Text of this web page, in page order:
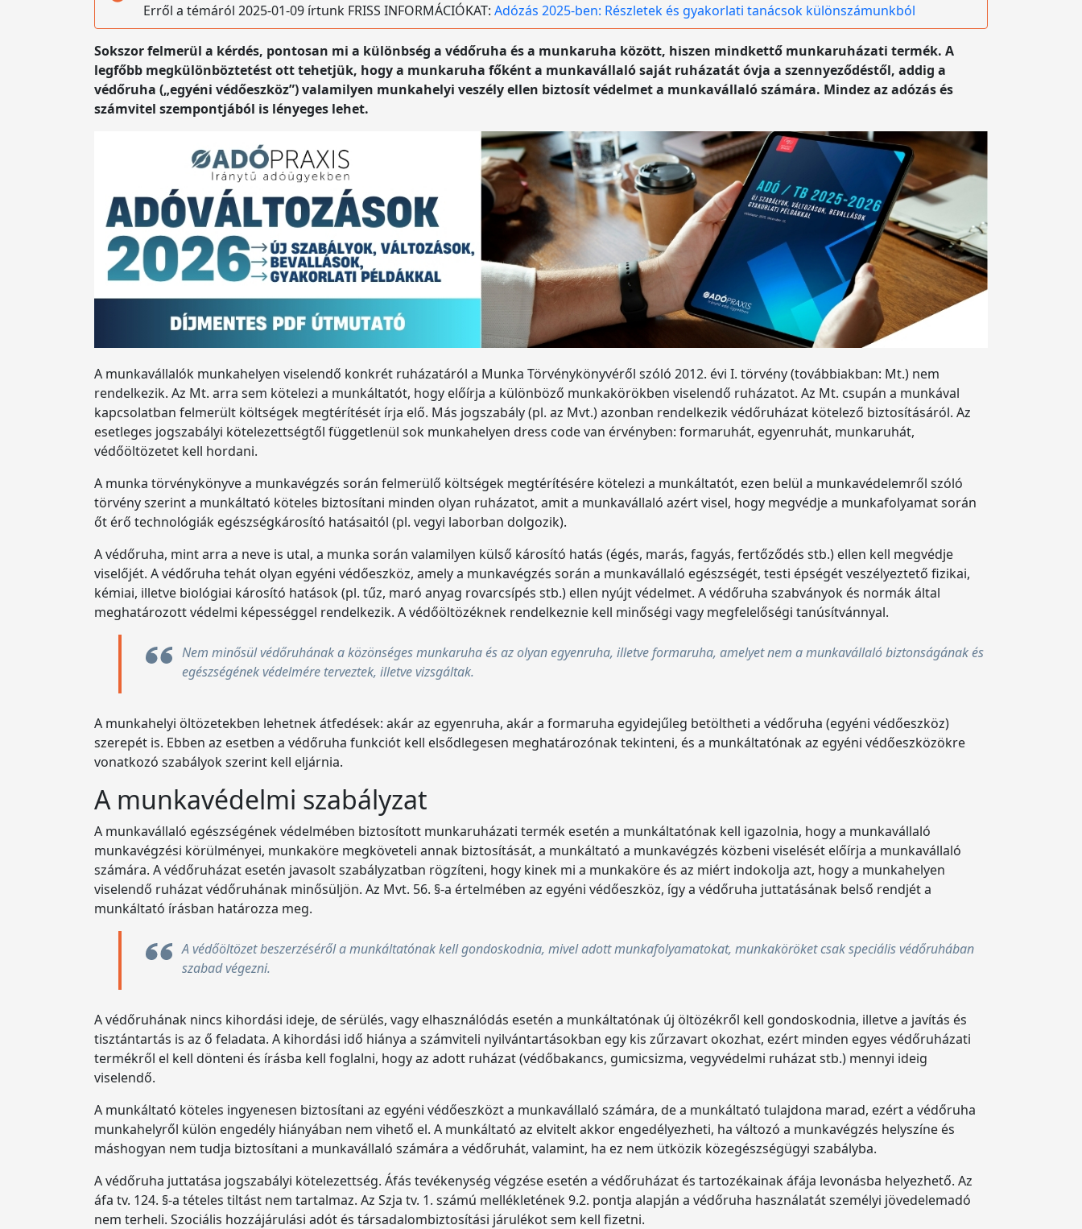
Erről a témáról 2025-01-09 írtunk FRISS INFORMÁCIÓKAT: Adózás 2025-ben: Részletek és gyakorlati tanácsok különszámunkból
Sokszor felmerül a kérdés, pontosan mi a különbség a védőruha és a munkaruha között, hiszen mindkettő munkaruházati termék. A
legfőbb megkülönböztetést ott tehetjük, hogy a munkaruha főként a munkavállaló saját ruházatát óvja a szennyeződéstől, addig a
védőruha („egyéni védőeszköz”) valamilyen munkahelyi veszély ellen biztosít védelmet a munkavállaló számára. Mindez az adózás és
számvitel szempontjából is lényeges lehet.
A munkavállalók munkahelyen viselendő konkrét ruházatáról a Munka Törvénykönyvéről szóló 2012. évi I. törvény (továbbiakban: Mt.) nem
rendelkezik. Az Mt. arra sem kötelezi a munkáltatót, hogy előírja a különböző munkakörökben viselendő ruházatot. Az Mt. csupán a munkával
kapcsolatban felmerült költségek megtérítését írja elő. Más jogszabály (pl. az Mvt.) azonban rendelkezik védőruházat kötelező biztosításáról. Az
esetleges jogszabályi kötelezettségtől függetlenül sok munkahelyen dress code van érvényben: formaruhát, egyenruhát, munkaruhát,
védőöltözetet kell hordani.
A munka törvénykönyve a munkavégzés során felmerülő költségek megtérítésére kötelezi a munkáltatót, ezen belül a munkavédelemről szóló
törvény szerint a munkáltató köteles biztosítani minden olyan ruházatot, amit a munkavállaló azért visel, hogy megvédje a munkafolyamat során
őt érő technológiák egészségkárosító hatásaitól (pl. vegyi laborban dolgozik).
A védőruha, mint arra a neve is utal, a munka során valamilyen külső károsító hatás (égés, marás, fagyás, fertőződés stb.) ellen kell megvédje
viselőjét. A védőruha tehát olyan egyéni védőeszköz, amely a munkavégzés során a munkavállaló egészségét, testi épségét veszélyeztető fizikai,
kémiai, illetve biológiai károsító hatások (pl. tűz, maró anyag rovarcsípés stb.) ellen nyújt védelmet. A védőruha szabványok és normák által
meghatározott védelmi képességgel rendelkezik. A védőöltözéknek rendelkeznie kell minőségi vagy megfelelőségi tanúsítvánnyal.
Nem minősül védőruhának a közönséges munkaruha és az olyan egyenruha, illetve formaruha, amelyet nem a munkavállaló biztonságának és
egészségének védelmére terveztek, illetve vizsgáltak.
A munkahelyi öltözetekben lehetnek átfedések: akár az egyenruha, akár a formaruha egyidejűleg betöltheti a védőruha (egyéni védőeszköz)
szerepét is. Ebben az esetben a védőruha funkciót kell elsődlegesen meghatározónak tekinteni, és a munkáltatónak az egyéni védőeszközökre
vonatkozó szabályok szerint kell eljárnia.
A munkavédelmi szabályzat
A munkavállaló egészségének védelmében biztosított munkaruházati termék esetén a munkáltatónak kell igazolnia, hogy a munkavállaló
munkavégzési körülményei, munkaköre megköveteli annak biztosítását, a munkáltató a munkavégzés közbeni viselését előírja a munkavállaló
számára. A védőruházat esetén javasolt szabályzatban rögzíteni, hogy kinek mi a munkaköre és az miért indokolja azt, hogy a munkahelyen
viselendő ruházat védőruhának minősüljön. Az Mvt. 56. §-a értelmében az egyéni védőeszköz, így a védőruha juttatásának belső rendjét a
munkáltató írásban határozza meg.
A védőöltözet beszerzéséről a munkáltatónak kell gondoskodnia, mivel adott munkafolyamatokat, munkaköröket csak speciális védőruhában
szabad végezni.
A védőruhának nincs kihordási ideje, de sérülés, vagy elhasználódás esetén a munkáltatónak új öltözékről kell gondoskodnia, illetve a javítás és
tisztántartás is az ő feladata. A kihordási idő hiánya a számviteli nyilvántartásokban egy kis zűrzavart okozhat, ezért minden egyes védőruházati
termékről el kell dönteni és írásba kell foglalni, hogy az adott ruházat (védőbakancs, gumicsizma, vegyvédelmi ruházat stb.) mennyi ideig
viselendő.
A munkáltató köteles ingyenesen biztosítani az egyéni védőeszközt a munkavállaló számára, de a munkáltató tulajdona marad, ezért a védőruha
munkahelyről külön engedély hiányában nem vihető el. A munkáltató az elvitelt akkor engedélyezheti, ha változó a munkavégzés helyszíne és
máshogyan nem tudja biztosítani a munkavállaló számára a védőruhát, valamint, ha ez nem ütközik közegészségügyi szabályba.
A védőruha juttatása jogszabályi kötelezettség. Áfás tevékenység végzése esetén a védőruházat és tartozékainak áfája levonásba helyezhető. Az
áfa tv. 124. §-a tételes tiltást nem tartalmaz. Az Szja tv. 1. számú mellékletének 9.2. pontja alapján a védőruha használatát személyi jövedelemadó
nem terheli. Szociális hozzájárulási adót és társadalombiztosítási járulékot sem kell fizetni.